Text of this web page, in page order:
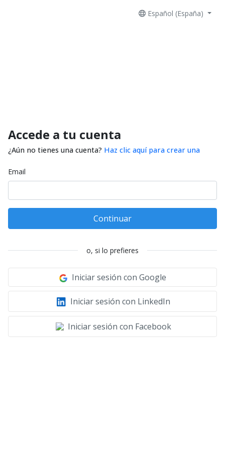
Español (España)
Accede a tu cuenta
¿Aún no tienes una cuenta? Haz clic aquí para crear una
Email
Continuar
o, si lo prefieres
Iniciar sesión con Google
Iniciar sesión con LinkedIn
Iniciar sesión con Facebook